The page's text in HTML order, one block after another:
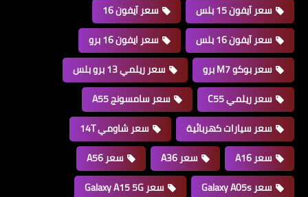
سعر آيفون 15 بلس
سعر آيفون 16
سعر آيفون 16 بلس
سعر ايفون 16 برو
سعر بوكو M7 برو
سعر ريلمي 13 برو بلس
سعر ريلمي C55
سعر سامسونج A55
سعر سيارات كهربائية
سعر شاومي 14T
سعر A16
سعر A36
سعر A56
سعر Galaxy A05s
سعر Galaxy A15 5G